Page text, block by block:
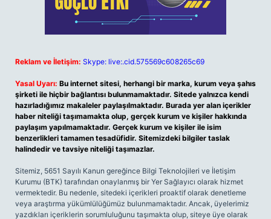
Reklam ve İletişim: Skype: live:.cid.575569c608265c69
Yasal Uyarı: Bu internet sitesi, herhangi bir marka, kurum veya şahıs
şirketi ile hiçbir bağlantısı bulunmamaktadır. Sitede yalnızca kendi
hazırladığımız makaleler paylaşılmaktadır. Burada yer alan içerikler
haber niteliği taşımamakta olup, gerçek kurum ve kişiler hakkında
paylaşım yapılmamaktadır. Gerçek kurum ve kişiler ile isim
benzerlikleri tamamen tesadüfidir. Sitemizdeki bilgiler taslak
halindedir ve tavsiye niteliği taşımazlar.
Sitemiz, 5651 Sayılı Kanun gereğince Bilgi Teknolojileri ve İletişim
Kurumu (BTK) tarafından onaylanmış bir Yer Sağlayıcı olarak hizmet
vermektedir. Bu nedenle, sitedeki içerikleri proaktif olarak denetleme
veya araştırma yükümlülüğümüz bulunmamaktadır. Ancak, üyelerimiz
yazdıkları içeriklerin sorumluluğunu taşımakta olup, siteye üye olarak